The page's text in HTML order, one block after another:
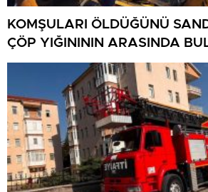
KOMŞULARI ÖLDÜĞÜNÜ
ÇÖP YIĞINININ ARASINDA